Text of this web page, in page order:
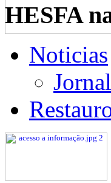
HESFA
Noticias
Jornal